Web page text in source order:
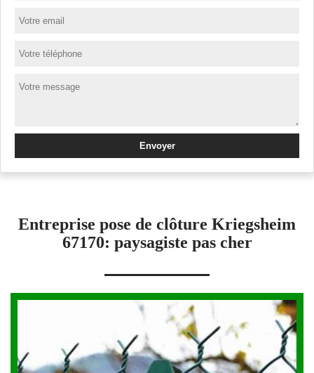
Entreprise pose de clôture Kriegsheim
67170: paysagiste pas cher